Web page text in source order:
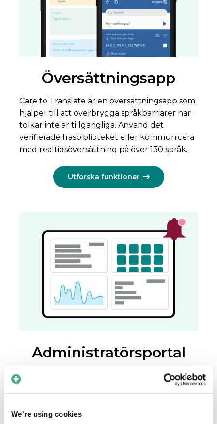
We're using cookies
Översättningsapp
Care to Translate är en översättningsapp som
hjälper till att överbrygga språkbarriärer när
tolkar inte är tillgängliga. Använd det
verifierade frasbiblioteket eller kommunicera
med realtidsöversättning på över 130 språk.
Utforska funktioner 
Administratörsportal
Via Care to Translates administratörsportalen
kan du hantera organisationens konto och
tjänster.